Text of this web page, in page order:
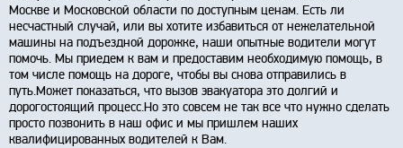
Москве и Московской области по доступным ценам. Есть ли
несчастный случай, или вы хотите избавиться от нежелательной
машины на подъездной дорожке, наши опытные водители могут
помочь. Мы приедем к вам и предоставим необходимую помощь, в
том числе помощь на дороге, чтобы вы снова отправились в
путь.Может показаться, что вызов эвакуатора это долгий и
дорогостоящий процесс.Но это совсем не так все что нужно сделать
просто позвонить в наш офис и мы пришлем наших
квалифицированных водителей к Вам.